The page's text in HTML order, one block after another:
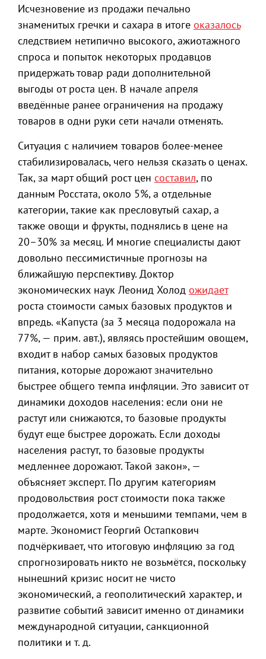
Исчезновение из продажи печально
знаменитых гречки и сахара в итоге оказалось
следствием нетипично высокого, ажиотажного
спроса и попыток некоторых продавцов
придержать товар ради дополнительной
выгоды от роста цен. В начале апреля
введённые ранее ограничения на продажу
товаров в одни руки сети начали отменять.
Ситуация с наличием товаров более-менее
стабилизировалась, чего нельзя сказать о ценах.
Так, за март общий рост цен составил, по
данным Росстата, около 5%, а отдельные
категории, такие как пресловутый сахар, а
также овощи и фрукты, поднялись в цене на
20–30% за месяц. И многие специалисты дают
довольно пессимистичные прогнозы на
ближайшую перспективу. Доктор
экономических наук Леонид Холод ожидает
роста стоимости самых базовых продуктов и
впредь. «Капуста (за 3 месяца подорожала на
77%, — прим. авт.), являясь простейшим овощем,
входит в набор самых базовых продуктов
питания, которые дорожают значительно
быстрее общего темпа инфляции. Это зависит от
динамики доходов населения: если они не
растут или снижаются, то базовые продукты
будут еще быстрее дорожать. Если доходы
населения растут, то базовые продукты
медленнее дорожают. Такой закон», —
объясняет эксперт. По другим категориям
продовольствия рост стоимости пока также
продолжается, хотя и меньшими темпами, чем в
марте. Экономист Георгий Остапкович
подчёркивает, что итоговую инфляцию за год
спрогнозировать никто не возьмётся, поскольку
нынешний кризис носит не чисто
экономический, а геополитический характер, и
развитие событий зависит именно от динамики
международной ситуации, санкционной
политики и т. д.